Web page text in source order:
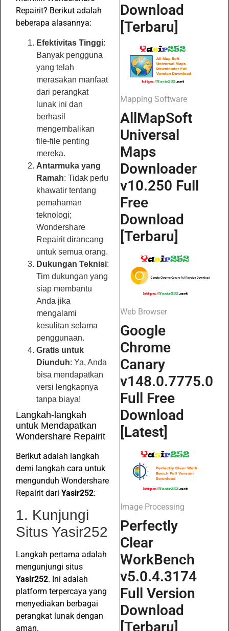
Repairit? Berikut adalah
beberapa alasannya:
Efektivitas Tinggi:
Banyak pengguna
yang telah
merasakan manfaat
dari perangkat
lunak ini dan
berhasil
mengembalikan
file-file penting
mereka.
Antarmuka yang
Ramah: Tidak perlu
khawatir tentang
pemahaman
teknologi;
Wondershare
Repairit dirancang
untuk semua orang.
Dukungan Teknisi:
Tim dukungan yang
siap membantu
Anda jika
mengalami
kesulitan selama
penggunaan.
Gratis untuk
Diunduh: Ya, Anda
bisa mendapatkan
versi lengkapnya
tanpa biaya!
Langkah-langkah
untuk Mendapatkan
Wondershare Repairit
Berikut adalah langkah
demi langkah cara untuk
mengunduh Wondershare
Repairit dari Yasir252:
1. Kunjungi
Situs Yasir252
Langkah pertama adalah
mengunjungi situs
Yasir252. Ini adalah
platform terpercaya yang
menyediakan berbagai
perangkat lunak dengan
aman.
Download
[Terbaru]
Mapping Software
AllMapSoft
Universal
Maps
Downloader
v10.250 Full
Free
Download
[Terbaru]
Web Browser
Google
Chrome
Canary
v148.0.7775.0
Full Free
Download
[Latest]
Image Processing
Perfectly
Clear
WorkBench
v5.0.4.3174
Full Version
Download
[Terbaru]